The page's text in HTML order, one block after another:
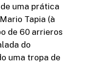
uma prática
Tapia (à
de 60 arrieros
do
uma tropa de